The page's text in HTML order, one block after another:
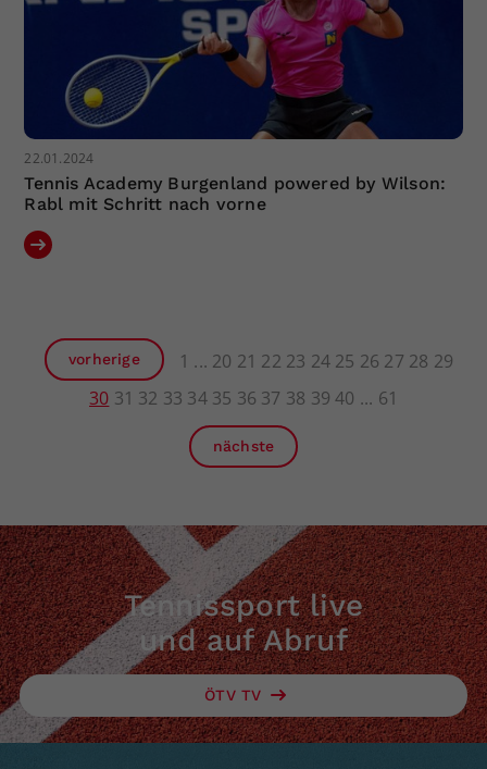
22.01.2024
Tennis Academy Burgenland powered by Wilson:
Rabl mit Schritt nach vorne
vorherige 1 20 21 22 23 24 25 26 27 28 29
30 31 32 33 34 35 36 37 38 39 40 61
nächste
Tennissport live
und auf Abruf
ÖTV TV